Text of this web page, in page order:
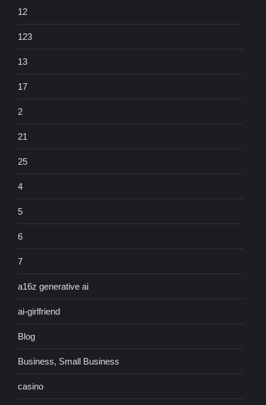
12
123
13
17
2
21
25
4
5
6
7
a16z generative ai
ai-girlfriend
Blog
Business, Small Business
casino